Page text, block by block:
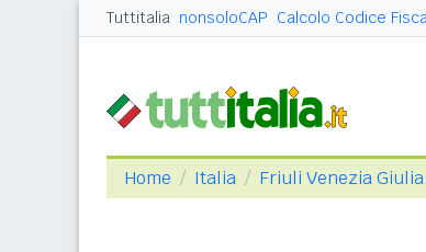
Tuttitalia nonsoloCAP Calcolo Codice
Home Italia Friuli Venezia Giulia